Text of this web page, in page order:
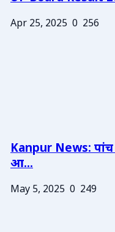
Apr 25, 2025 0 256
Kanpur News: पांच
आ...
May 5, 2025 0 249